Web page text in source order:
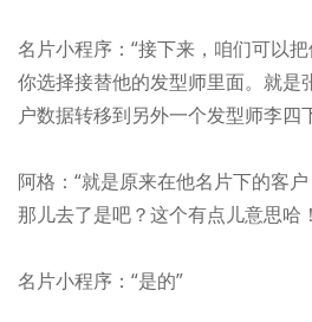
名片小程序：“接下来，咱们可以
你选择接替他的发型师里面。就是
户数据转移到另外一个发型师李四
阿格：“就是原来在他名片下的客
那儿去了是吧？这个有点儿意思哈
名片小程序：“是的”